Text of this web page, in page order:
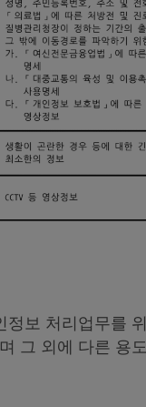
보 처리업무를
그 외에 다른 용